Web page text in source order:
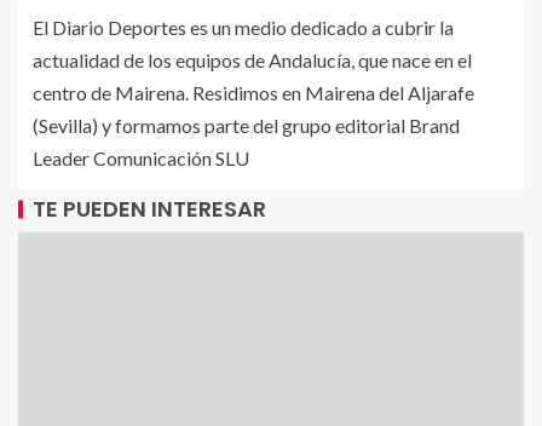
El Diario Deportes es un medio dedicado a cubrir la
actualidad de los equipos de Andalucía, que nace en el
centro de Mairena. Residimos en Mairena del Aljarafe
(Sevilla) y formamos parte del grupo editorial Brand
Leader Comunicación SLU
TE PUEDEN INTERESAR